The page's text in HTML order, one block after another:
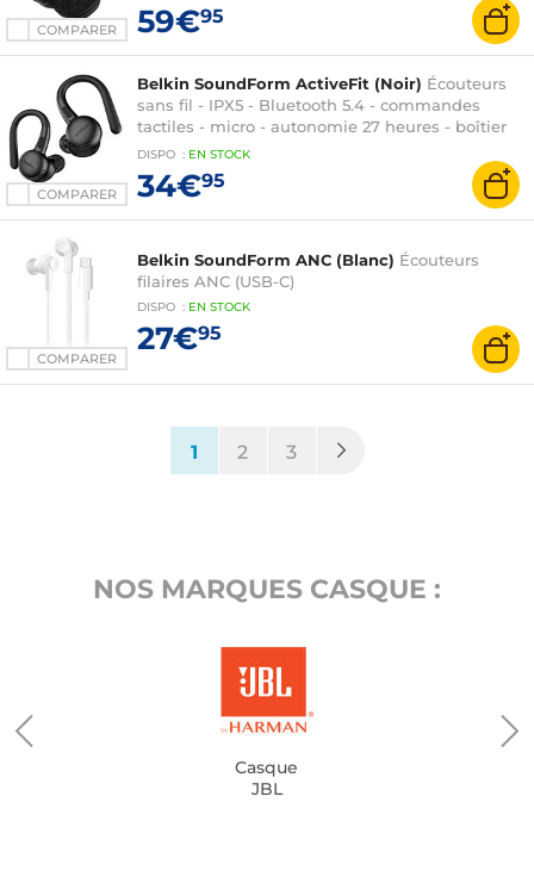
COMPARER 59€95
COMPARER
Belkin SoundForm ActiveFit (Noir) Écouteurs
sans fil - IPX5 - Bluetooth 5.4 - commandes
tactiles - micro - autonomie 27 heures - boîtier
charge/transport
DISPO : EN STOCK
34€95
COMPARER
Belkin SoundForm ANC (Blanc) Écouteurs
filaires ANC (USB-C)
DISPO : EN STOCK
27€95
1(current)
2 3
NOS MARQUES CASQUE :
Casque
JBL